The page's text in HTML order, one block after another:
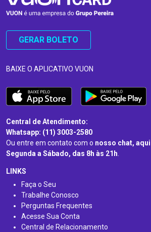
GERAR BOLETO
BAIXE O APLICATIVO VUON
Central de Atendimento:
Whatsapp: (11) 3003-2580
Ou entre em contato com o nosso chat,
Segunda a Sábado, das 8h às 21h.
LINKS
Faça o Seu
Trabalhe Conosco
Perguntas Frequentes
Acesse Sua Conta
Central de Relacionamento